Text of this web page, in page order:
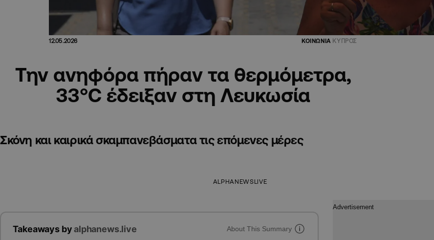
12.05.2026 ΚΟΙΝΩΝΙΑ ΚΥΠΡΟΣ
Την ανηφόρα πήραν τα θερμόμετρα,
33°C έδειξαν στη Λευκωσία
Σκόνη και καιρικά σκαμπανεβάσματα τις επόμενες μέρες
ALPHANEWSLIVE
Takeaways byalphanews.live About This Summary